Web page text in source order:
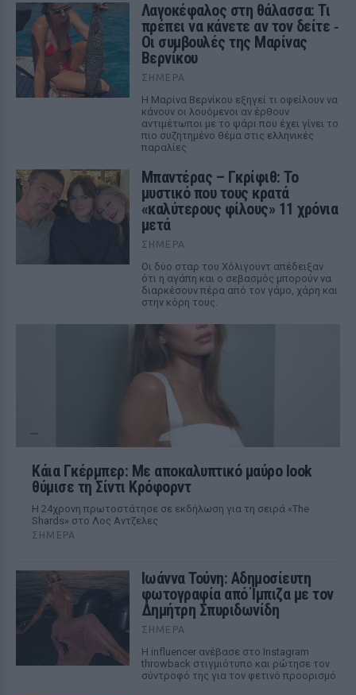
Λαγοκέφαλος στη θάλασσα: Τι
πρέπει να κάνετε αν τον δείτε ‑
Οι συμβουλές της Μαρίνας
Βερνίκου
ΣΉΜΕΡΑ
Η Μαρίνα Βερνίκου εξηγεί τι οφείλουν να
κάνουν οι λουόμενοι αν έρθουν
αντιμέτωποι με το ψάρι που έχει γίνει το
πιο συζητημένο θέμα στις ελληνικές
παραλίες
Μπαντέρας – Γκρίφιθ: Το
μυστικό που τους κρατά
«καλύτερους φίλους» 11 χρόνια
μετά
ΣΉΜΕΡΑ
Οι δύο σταρ του Χόλιγουντ απέδειξαν
ότι η αγάπη και ο σεβασμός μπορούν να
διαρκέσουν πέρα από τον γάμο, χάρη και
στην κόρη τους.
Κάια Γκέρμπερ: Με αποκαλυπτικό μαύρο look
θύμισε τη Σίντι Κρόφορντ
Η 24χρονη πρωτοστάτησε σε εκδήλωση για τη σειρά «The
Shards» στο Λος Αντζελες
ΣΉΜΕΡΑ
Ιωάννα Τούνη: Αδημοσίευτη
φωτογραφία από Ίμπιζα με τον
Δημήτρη Σπυριδωνίδη
ΣΉΜΕΡΑ
Η influencer ανέβασε στο Instagram
throwback στιγμιότυπο και ρώτησε τον
σύντροφό της για τον φετινό προορισμό